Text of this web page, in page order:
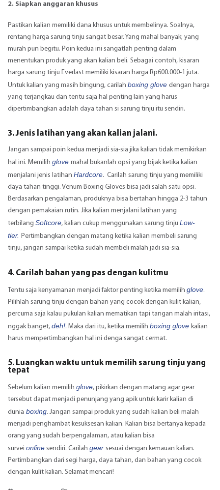
2. Siapkan anggaran khusus
Pastikan kalian memiliki dana khusus untuk membelinya. Soalnya,
rentang harga sarung tinju sangat besar. Yang mahal banyak; yang
murah pun begitu. Poin kedua ini sangatlah penting dalam
menentukan produk yang akan kalian beli. Sebagai contoh, kisaran
harga sarung tinju Everlast memiliki kisaran harga Rp600.000-1 juta.
Untuk kalian yang masih bingung, carilah boxing glove dengan harga
yang terjangkau dan tentu saja hal penting lain yang harus
dipertimbangkan adalah daya tahan si sarung tinju itu sendiri.
3. Jenis latihan yang akan kalian jalani.
Jangan sampai poin kedua menjadi sia-sia jika kalian tidak memikirkan
hal ini. Memilih glove mahal bukanlah opsi yang bijak ketika kalian
menjalani jenis latihan Hardcore. Carilah sarung tinju yang memiliki
daya tahan tinggi. Venum Boxing Gloves bisa jadi salah satu opsi.
Berdasarkan pengalaman, produknya bisa bertahan hingga 2-3 tahun
dengan pemakaian rutin. Jika kalian menjalani latihan yang
terbilang Softcore, kalian cukup menggunakan sarung tinju Low-
tier. Pertimbangkan dengan matang ketika kalian membeli sarung
tinju, jangan sampai ketika sudah membeli malah jadi sia-sia.
4. Carilah bahan yang pas dengan kulitmu
Tentu saja kenyamanan menjadi faktor penting ketika memilih glove.
Pilihlah sarung tinju dengan bahan yang cocok dengan kulit kalian,
percuma saja kalau pukulan kalian mematikan tapi tangan malah iritasi,
nggak banget, deh!. Maka dari itu, ketika memilih boxing glove kalian
harus mempertimbangkan hal ini denga sangat cermat.
5. Luangkan waktu untuk memilih sarung tinju yang
tepat
Sebelum kalian memilih glove, pikirkan dengan matang agar gear
tersebut dapat menjadi penunjang yang apik untuk karir kalian di
dunia boxing. Jangan sampai produk yang sudah kalian beli malah
menjadi penghambat kesuksesan kalian. Kalian bisa bertanya kepada
orang yang sudah berpengalaman, atau kalian bisa
survei online sendiri. Carilah gear sesuai dengan kemauan kalian.
Pertimbangkan dari segi harga, daya tahan, dan bahan yang cocok
dengan kulit kalian. Selamat mencari!